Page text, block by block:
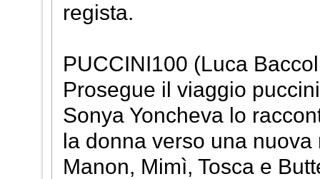
regista.
PUCCINI100 (Luca
Prosegue il viaggio
Sonya Yoncheva lo
la donna verso una
Manon, Mimì, Tosca e